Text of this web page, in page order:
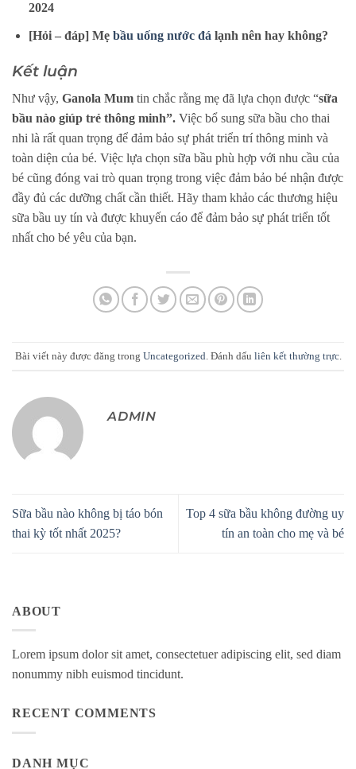
2024
[Hỏi – đáp] Mẹ bầu uống nước đá lạnh nên hay không?
Kết luận
Như vậy, Ganola Mum tin chắc rằng mẹ đã lựa chọn được “sữa
bầu nào giúp trẻ thông minh”. Việc bổ sung sữa bầu cho thai
nhi là rất quan trọng để đảm bảo sự phát triển trí thông minh và
toàn diện của bé. Việc lựa chọn sữa bầu phù hợp với nhu cầu của
bé cũng đóng vai trò quan trọng trong việc đảm bảo bé nhận được
đầy đủ các dưỡng chất cần thiết. Hãy tham khảo các thương hiệu
sữa bầu uy tín và được khuyến cáo để đảm bảo sự phát triển tốt
nhất cho bé yêu của bạn.
Bài viết này được đăng trong Uncategorized . Đánh dấu liên kết thường trực.
ADMIN
Sữa bầu nào không bị táo bón
thai kỳ tốt nhất 2025?
Top 4 sữa bầu không đường uy
tín an toàn cho mẹ và bé
ABOUT
Lorem ipsum dolor sit amet, consectetuer adipiscing elit, sed diam
nonummy nibh euismod tincidunt.
RECENT COMMENTS
DANH MỤC